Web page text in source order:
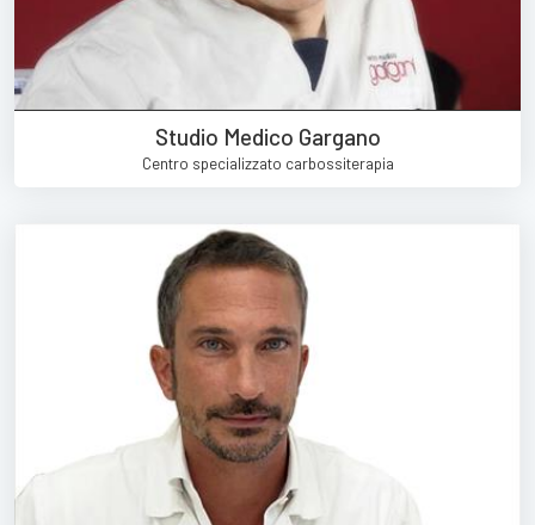
Studio Medico Gargano
Centro specializzato carbossiterapia